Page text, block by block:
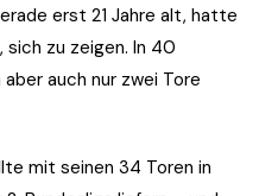
erst 21 Jahre alt, hatte
zu zeigen. In 40
auch nur zwei Tore
mit seinen 34 Toren in